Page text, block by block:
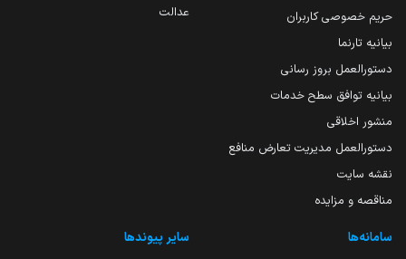
حریم خصوصی کاربران
بیانیه تارنما
دستورالعمل بروز رسانی
بیانیه توافق سطح خدمات
منشور اخلاقی
دستورالعمل مدیریت تعارض منافع
نقشه سایت
مناقصه و مزایده
عدالت
سامانه‌ها سایر پیوندها